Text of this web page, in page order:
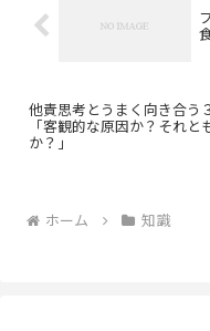
他責思考とうまく向き合う
「客観的な原因か？それと
か？」
ホーム 知識